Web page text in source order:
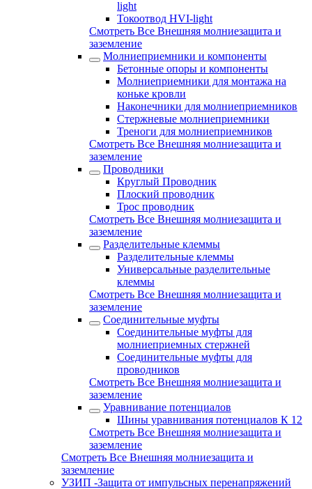
light
Токоотвод HVI-light
Смотреть Все Внешняя молниезащита и
заземление
Молниеприемники и компоненты
Бетонные опоры и компоненты
Молниеприемники для монтажа на
коньке кровли
Наконечники для молниеприемников
Стержневые молниеприемники
Треноги для молниеприемников
Смотреть Все Внешняя молниезащита и
заземление
Проводники
Круглый Проводник
Плоский проводник
Трос проводник
Смотреть Все Внешняя молниезащита и
заземление
Разделительные клеммы
Разделительные клеммы
Универсальные разделительные
клеммы
Смотреть Все Внешняя молниезащита и
заземление
Соединительные муфты
Соединительные муфты для
молниеприемных стержней
Соединительные муфты для
проводников
Смотреть Все Внешняя молниезащита и
заземление
Уравнивание потенциалов
Шины уравнивания потенциалов К 12
Смотреть Все Внешняя молниезащита и
заземление
Смотреть Все Внешняя молниезащита и
заземление
УЗИП -Защита от импульсных перенапряжений